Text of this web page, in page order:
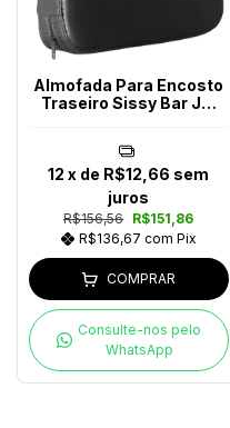
Almofada Para Encosto
Traseiro Sissy Bar JM
R$156,56 R$151,86
R$136,67 com Pix
12 x de R$12,66 sem
juros
COMPRAR
Consulte-nos pelo
WhatsApp